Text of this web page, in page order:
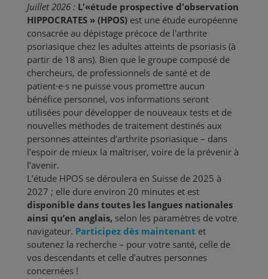
Juillet 2026 : L'«étude prospective d'observation
HIPPOCRATES » (HPOS) est une étude européenne
consacrée au dépistage précoce de l'arthrite
psoriasique chez les adultes atteints de psoriasis (à
partir de 18 ans). Bien que le groupe composé de
chercheurs, de professionnels de santé et de
patient·e·s ne puisse vous promettre aucun
bénéfice personnel, vos informations seront
utilisées pour développer de nouveaux tests et de
nouvelles méthodes de traitement destinés aux
personnes atteintes d’arthrite psoriasique – dans
l’espoir de mieux la maîtriser, voire de la prévenir à
l’avenir.
L’étude HPOS se déroulera en Suisse de 2025 à
2027 ; elle dure environ 20 minutes et est
disponible dans toutes les langues nationales
ainsi qu’en anglais, selon les paramètres de votre
navigateur. Participez dès maintenant et
soutenez la recherche – pour votre santé, celle de
vos descendants et celle d’autres personnes
concernées !